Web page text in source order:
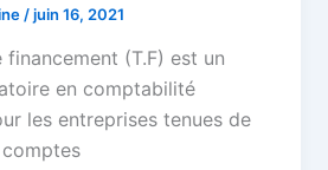
/juin 16, 2021
financement (T.F) est un
en comptabilité
les entreprises tenues de